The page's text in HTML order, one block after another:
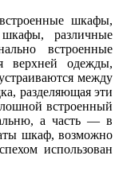
шкафы,
различные
встроенные
верхней одежды,
между
разделяющая эти
встроенный
а часть — в
шкаф, возможно
использован